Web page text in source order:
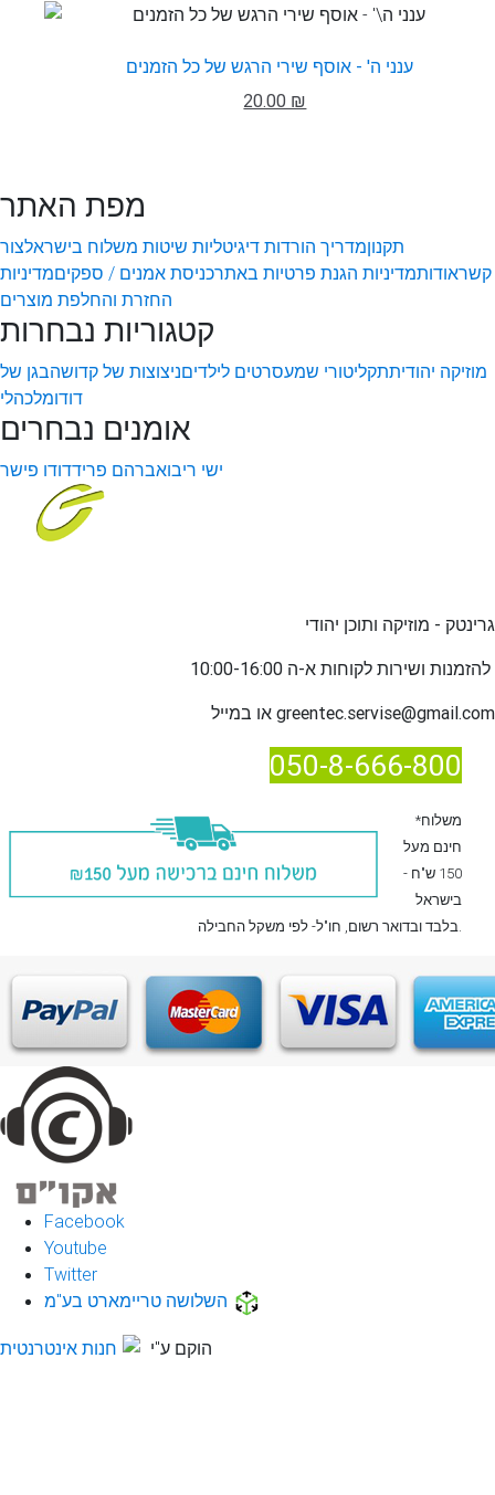
ענני ה' - אוסף שירי הרגש של כל הזמנים
20.00 ₪
מפת האתר
תקנוןמדריך הורדות דיגיטליות שיטות משלוח בישראלצור
קשראודותמדיניות הגנת פרטיות באתרכניסת אמנים / ספקיםמדיניות
החזרת והחלפת מוצרים
קטגוריות נבחרות
מוזיקה יהודיתתקליטורי שמעסרטים לילדיםניצוצות של קדושהבגן של
דודומלכהלי
אומנים נבחרים
ישי ריבואברהם פרידדודו פישר
גרינטק - מוזיקה ותוכן יהודי
להזמנות ו
greentec.servise@gmail.com
050-8-666-800
*משלוח
חינם מעל
150 ש"ח -
בישראל
בלבדובדואר רשום , חו"ל- לפי משקל החבילה.
Facebook
Youtube
Twitter
השלושה טריימארט בע"מ
הוקם ע"י חנות אינטרנטית